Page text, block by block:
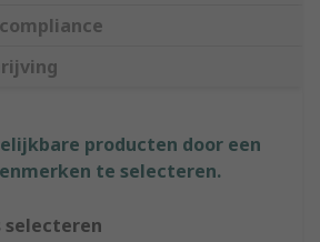
producten door een
te selecteren.
selecteren